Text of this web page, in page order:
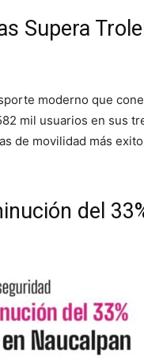
Supera
moderno que
mil usuarios en sus
de movilidad más
del